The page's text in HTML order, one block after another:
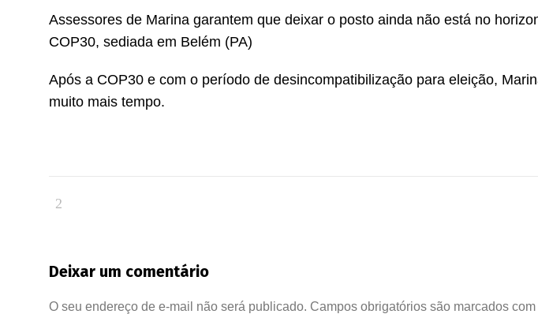
Assessores de Marina garantem que deixar o posto ainda não está no
COP30, sediada em Belém (PA)
Após a COP30 e com o período de desincompatibilização para eleição,
muito mais tempo.
Deixar um comentário
O seu endereço de e-mail não será publicado. Campos obrigatórios são marcados com